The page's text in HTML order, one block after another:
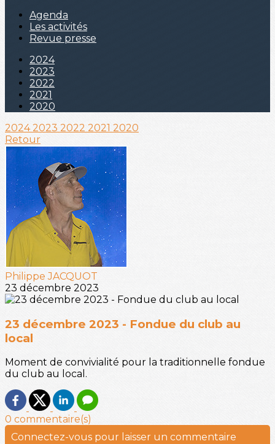
Agenda
Les activités
Revue presse
2024
2023
2022
2021
2020
20242023 2022 2021 2020
Retour
Philippe JACQUOT
23 décembre 2023
23 décembre 2023 - Fondue du club au
local
Moment de convivialité pour la traditionnelle fondue
du club au local.
0 commentaire(s)
Connectez-vous pour laisser un commentaire